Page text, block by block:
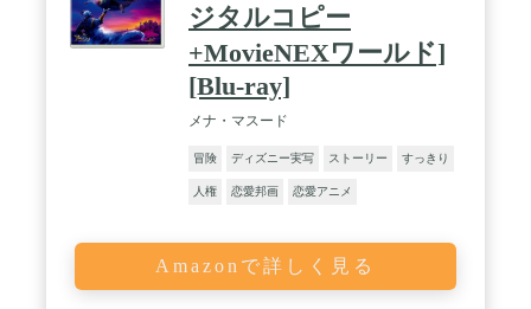
ジタルコピー
+MovieNEXワールド]
[Blu-ray]
メナ・マスード
冒険 ディズニー実写 ストーリー すっきり
人権 恋愛邦画 恋愛アニメ
Amazonで詳しく見る